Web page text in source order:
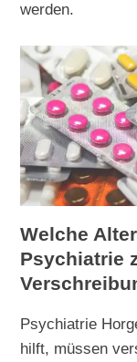
werden.
Welche
Psychiatrie
Psychiatrie
hilft, müssen